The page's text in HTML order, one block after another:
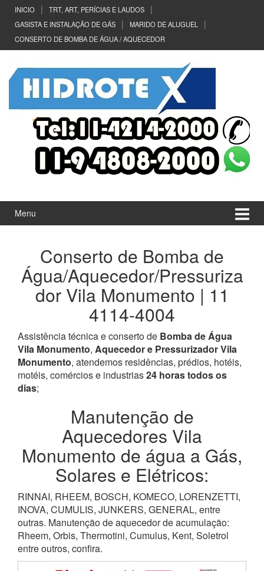
Conteúdo
Pular
menu
principal
INICIO
TRT, ART, PERÍCIAS E LAUDOS
GASISTA E INSTALAÇÃO DE GÁS
MARIDO DE ALUGUEL
CONSERTO DE BOMBA DE ÁGUA / AQUECEDOR
Menu
Conserto de Bomba de
Água/Aquecedor/Pressuriza
dor Vila Monumento | 11
4114-4004
Assistência técnica e conserto de Bomba de Água
Vila Monumento, Aquecedor e Pressurizador Vila
Monumento, atendemos residências, prédios, hotéis,
motéis, comércios e industrias24 horas todos os
dias;
Manutenção de
Aquecedores Vila
Monumento de água a Gás,
Solares e Elétricos:
RINNAI, RHEEM, BOSCH, KOMECO, LORENZETTI,
INOVA, CUMULIS, JUNKERS, GENERAL, entre
outras. Manutenção de aquecedor de acumulação:
Rheem, Orbis, Thermotini, Cumulus, Kent, Soletrol
entre outros, confira.